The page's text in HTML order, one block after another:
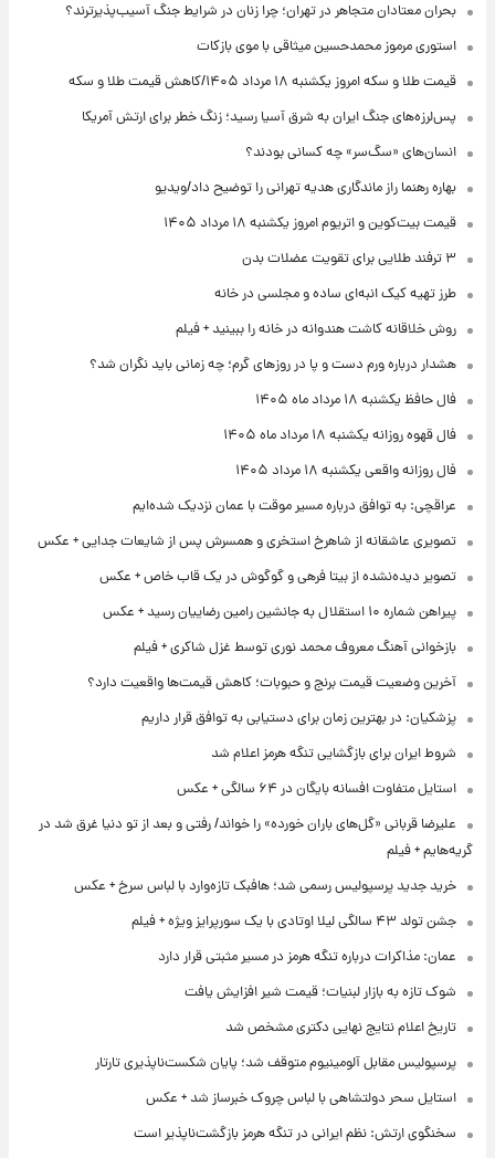
بحران معتادان متجاهر در تهران؛ چرا زنان در شرایط جنگ آسیب‌پذیرترند؟
استوری مرموز محمدحسین میثاقی با موی بازکات
قیمت طلا و سکه امروز یکشنبه ۱۸ مرداد ۱۴۰۵/کاهش قیمت طلا و سکه
پس‌لرزه‌های جنگ ایران به شرق آسیا رسید؛ زنگ خطر برای ارتش آمریکا
انسان‌های «سگ‌سر» چه کسانی بودند؟
بهاره رهنما راز ماندگاری هدیه تهرانی را توضیح داد/ویدیو
قیمت بیت‌کوین و اتریوم امروز یکشنبه ۱۸ مرداد ۱۴۰۵
۳ ترفند طلایی برای تقویت عضلات بدن
طرز تهیه کیک انبه‌ای ساده و مجلسی در خانه
روش خلاقانه کاشت هندوانه در خانه را ببینید + فیلم
هشدار درباره ورم دست و پا در روزهای گرم؛ چه زمانی باید نگران شد؟
فال حافظ یکشنبه ۱۸ مرداد ماه ۱۴۰۵
فال قهوه روزانه یکشنبه ۱۸ مرداد ماه ۱۴۰۵
فال روزانه واقعی یکشنبه ۱۸ مرداد ۱۴۰۵
عراقچی: به توافق درباره مسیر موقت با عمان نزدیک شده‌ایم
تصویری عاشقانه از شاهرخ استخری و همسرش پس از شایعات جدایی + عکس
تصویر دیده‌نشده از بیتا فرهی و گوگوش در یک قاب خاص + عکس
پیراهن شماره ۱۰ استقلال به جانشین رامین رضاییان رسید + عکس
بازخوانی آهنگ معروف محمد نوری توسط غزل شاکری + فیلم
آخرین وضعیت قیمت برنج و حبوبات؛ کاهش قیمت‌ها واقعیت دارد؟
پزشکیان: در بهترین زمان برای دستیابی به توافق قرار داریم
شروط ایران برای بازگشایی تنگه هرمز اعلام شد
استایل متفاوت افسانه بایگان در ۶۴ سالگی + عکس
علیرضا قربانی «گل‌های باران خورده» را خواند/ رفتی و بعد از تو دنیا غرق شد در
گریه‌هایم + فیلم
خرید جدید پرسپولیس رسمی شد؛ هافبک تازه‌وارد با لباس سرخ + عکس
جشن تولد ۴۳ سالگی لیلا اوتادی با یک سورپرایز ویژه + فیلم
عمان: مذاکرات درباره تنگه هرمز در مسیر مثبتی قرار دارد
شوک تازه به بازار لبنیات؛ قیمت شیر افزایش یافت
تاریخ اعلام نتایج نهایی دکتری مشخص شد
پرسپولیس مقابل آلومینیوم متوقف شد؛ پایان شکست‌ناپذیری تارتار
استایل سحر دولتشاهی با لباس چروک خبرساز شد + عکس
سخنگوی ارتش: نظم ایرانی در تنگه هرمز بازگشت‌ناپذیر است